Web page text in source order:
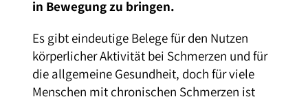
in Bewegung zu bringen.
Es gibt eindeutige Belege für den Nutzen
körperlicher Aktivität bei Schmerzen und für
die allgemeine Gesundheit, doch für viele
Menschen mit chronischen Schmerzen ist